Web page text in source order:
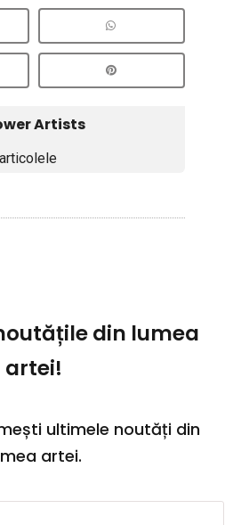
Artists
din lumea
artei!
ultimele noutăți din
artei.